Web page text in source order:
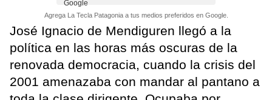
Agrega La Tecla Patagonia a tus medios preferidos en Google.
José Ignacio de Mendiguren llegó a la
política en las horas más oscuras de la
renovada democracia, cuando la crisis del
2001 amenazaba con mandar al pantano a